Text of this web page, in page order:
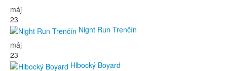
máj
23
Night Run Trenčín
máj
23
Hlbocký Boyard